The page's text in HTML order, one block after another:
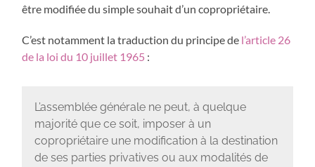
être modifiée du simple souhait d’un copropriétaire.
C’est notamment la traduction du principe de l’article 26
de la loi du 10 juillet 1965 :
L’assemblée générale ne peut, à quelque
majorité que ce soit, imposer à un
copropriétaire une modification à la destination
de ses parties privatives ou aux modalités de